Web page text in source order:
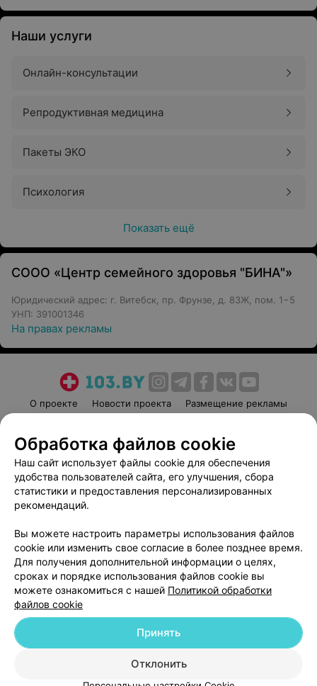
Наши услуги
Онлайн-консультации
Репродуктивная медицина
Пакеты ЭКО
Психология
Показать ещё
СООО «Центр семейного здоровья "БИНА"»
Юридический адрес: г. Витебск, пр. Фрунзе, д. 83Ж, пом. 1−5
УНП: 391001346
На правах рекламы
О проекте Новости проекта
Размещение рекламы
Пользовательское соглашение
Способы оплаты
Вакансии
Партнеры
Написать руководителю 103.by
Обработка персональных данных
© 2026 ООО «Артокс Лаб», УНП 191700409
| 220012, Республика Беларусь,
Служба поддержки +375 291212755
Обработка файлов cookie
Наш сайт использует файлы cookie для обеспечения
удобства пользователей сайта, его улучшения, сбора
статистики и предоставления персонализированных
рекомендаций.
Вы можете настроить параметры использования файлов
cookie или изменить свое согласие в более позднее время.
Для получения дополнительной информации о целях,
сроках и порядке использования файлов cookie вы
можете ознакомиться с нашей Политикой обработки
файлов cookie
Отклонить
Принять